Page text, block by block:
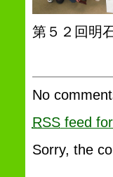
第５２回明
No
RSSfeed for
Sorry, the